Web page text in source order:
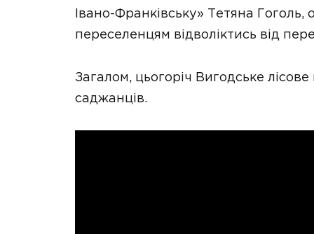
Івано-Франківську» Тетяна
переселенцям відволіктись від
Загалом, цьогоріч Вигодське
саджанців.